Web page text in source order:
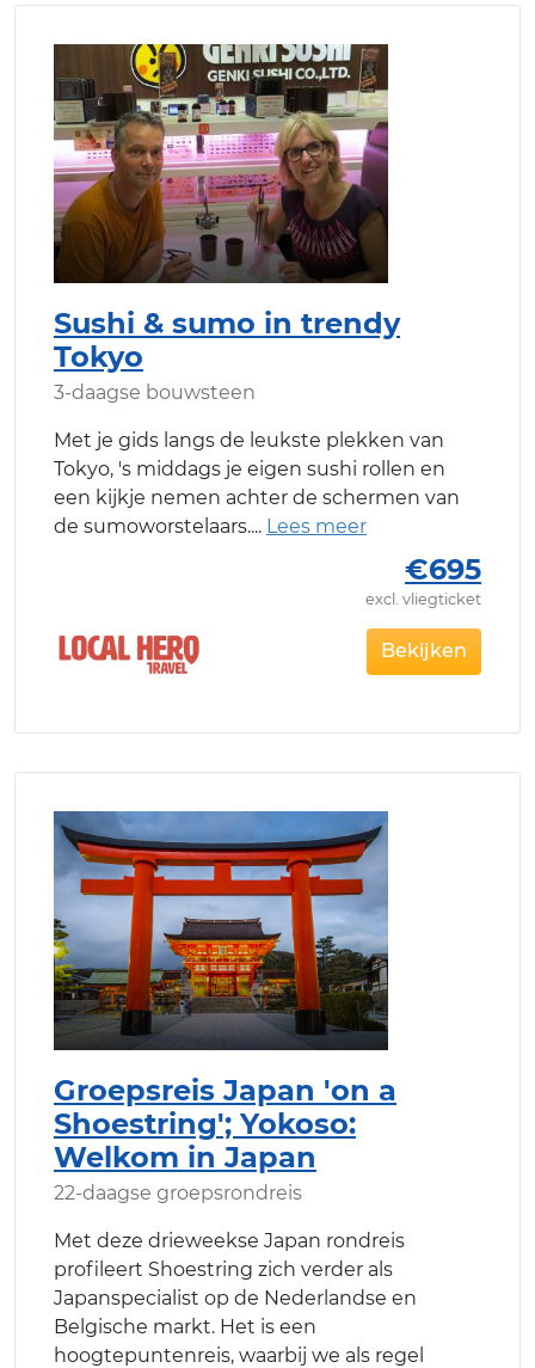
Sushi & sumo in trendy
Tokyo
3-daagse bouwsteen
Met je gids langs de leukste plekken van
Tokyo, 's middags je eigen sushi rollen en
een kijkje nemen achter de schermen van
de sumoworstelaars.
€695
excl. vliegticket
Bekijken
Groepsreis Japan 'on a
Shoestring'; Yokoso:
Welkom in Japan
22-daagse groepsrondreis
Met deze drieweekse Japan rondreis
profileert Shoestring zich verder als
Japanspecialist op de Nederlandse en
Belgische markt. Het is een
hoogtepuntenreis, waarbij we als regel